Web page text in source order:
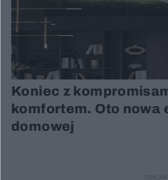
Koniec z
komfortem. Oto nowa
domowej